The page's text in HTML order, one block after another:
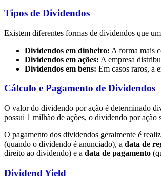
Tipos de Dividendos
Existem diferentes formas de dividendos que
Dividendos em dinheiro: A forma mais
Dividendos em ações: A empresa
Dividendos em bens: Em casos raros, a
Cálculo e Pagamento de Dividendos
O valor do dividendo por ação é determinado
possui 1 milhão de ações, o dividendo por ação
O pagamento dos dividendos geralmente é
(quando o dividendo é anunciado), a data de
direito ao dividendo) e a data de pagamento
Dividend Yield